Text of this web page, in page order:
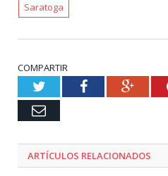
Saratoga
COMPARTIR
TwitterFacebook
Email
ARTÍCULOS RELACIONADOS